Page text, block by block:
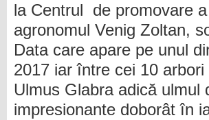
la Centrul de promovare
agronomul Venig Zoltan,
Data care apare pe unul
2017 iar între cei 10
Ulmus Glabra adică ulmul
impresionante doborât în